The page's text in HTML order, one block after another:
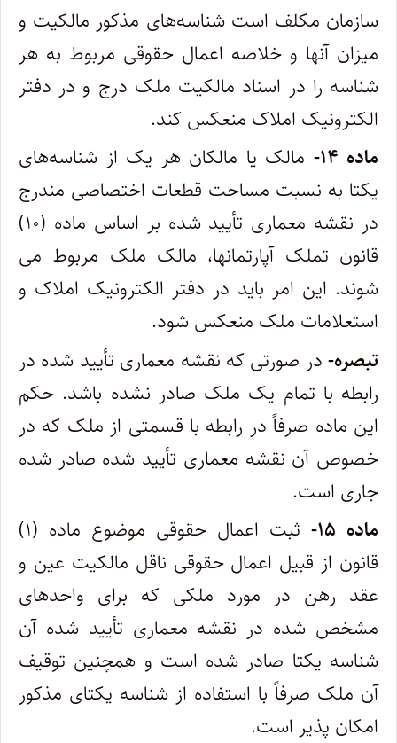
سازمان مکلف است شناسه‌های مذکور مالکیت و
میزان آنها و خلاصه اعمال حقوقی مربوط به هر
شناسه را در اسناد مالکیت ملک درج و در دفتر
الکترونیک املاک منعکس کند.
ماده ۱۴-
مالک یا مالکان هر یک از شناسه‌های
یکتا به نسبت مساحت قطعات اختصاصی مندرج
در نقشه معماری تأیید شده بر اساس ماده (۱۰)
قانون تملک آپارتمانها، مالک ملک مربوط می
شوند. این امر باید در دفتر الکترونیک املاک و
استعلامات ملک منعکس شود.
تبصره- در صورتی که نقشه معماری تأیید شده در
رابطه با تمام یک ملک صادر نشده باشد. حکم
این ماده صرفاً در رابطه با قسمتی از ملک که در
خصوص آن نقشه معماری تأیید شده صادر شده
جاری است.
ماده ۱۵-
ثبت اعمال حقوقی موضوع ماده (۱)
قانون از قبیل اعمال حقوقی ناقل مالکیت عین و
عقد رهن در مورد ملکی که برای واحدهای
مشخص شده در نقشه معماری تأیید شده آن
شناسه یکتا صادر شده است و همچنین توقیف
آن ملک صرفاً با استفاده از شناسه یکتای مذکور
امکان پذیر است.